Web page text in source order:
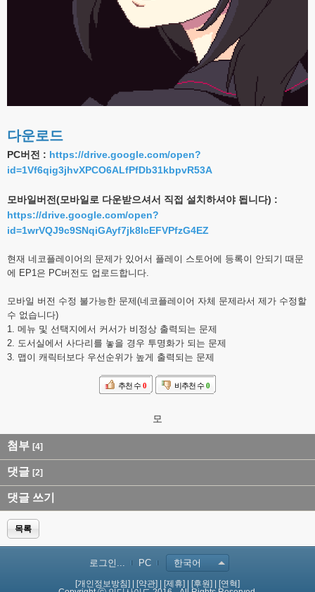
다운로드
PC버전 : https://drive.google.com/open?
id=1Vf6qig3jhvXPCO6ALfPfDb31kbpvR53A
모바일버전(모바일로 다운받으셔서 직접 설치하셔야 됩니다) :
https://drive.google.com/open?
id=1wrVQJ9c9SNqiGAyf7jk8lcEFVPfzG4EZ
현재 네코플레이어의 문제가 있어서 플레이 스토어에 등록이 안되기 때문
에 EP1은 PC버전도 업로드합니다.
모바일 버전 수정 불가능한 문제(네코플레이어 자체 문제라서 제가 수정할
수 없습니다)
1. 메뉴 및 선택지에서 커서가 비정상 출력되는 문제
2. 도서실에서 사다리를 놓을 경우 투명화가 되는 문제
3. 맵이 캐릭터보다 우선순위가 높게 출력되는 문제
추천 수 0 비추천 수 0
모
첨부 [4]
댓글 [2]
댓글 쓰기
목록
로그인... PC 한국어
[개인정보방침] [약관] [제휴] [후원]
[연혁]